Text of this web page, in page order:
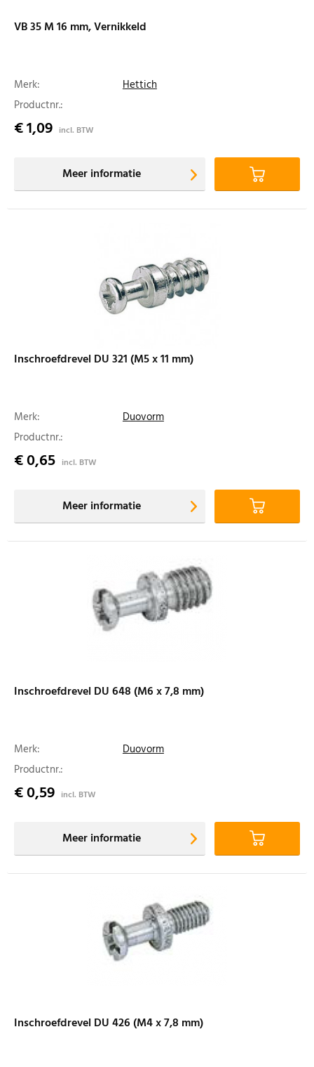
VB 35 M 16 mm, Vernikkeld
Merk:
Hettich
Productnr.:
€ 1,09 incl. BTW
Meer informatie
Inschroefdrevel DU 321 (M5 x 11 mm)
Merk:
Duovorm
Productnr.:
€ 0,65 incl. BTW
Meer informatie
Inschroefdrevel DU 648 (M6 x 7,8 mm)
Merk:
Duovorm
Productnr.:
€ 0,59 incl. BTW
Meer informatie
Inschroefdrevel DU 426 (M4 x 7,8 mm)